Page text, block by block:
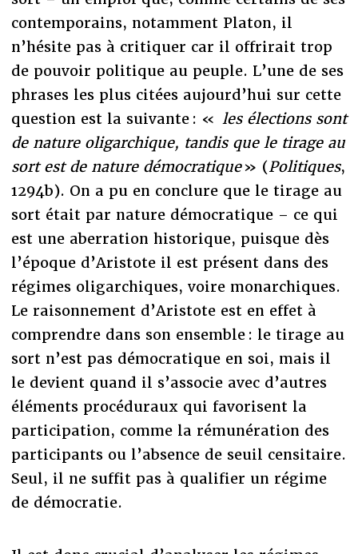
contemporains, notamment Platon, il
n’hésite pas à critiquer car il offrirait trop
de pouvoir politique au peuple. L’une de ses
phrases les plus citées aujourd’hui sur cette
question est la suivante : « les élections sont
de nature oligarchique, tandis que le tirage au
sort est de nature démocratique» (Politiques,
1294b). On a pu en conclure que le tirage au
sort était par nature démocratique – ce qui
est une aberration historique, puisque dès
l’époque d’Aristote il est présent dans des
régimes oligarchiques, voire monarchiques.
Le raisonnement d’Aristote est en effet à
comprendre dans son ensemble : le tirage au
sort n’est pas démocratique en soi, mais il
le devient quand il s’associe avec d’autres
éléments procéduraux qui favorisent la
participation, comme la rémunération des
participants ou l’absence de seuil censitaire.
Seul, il ne suffit pas à qualifier un régime
de démocratie.